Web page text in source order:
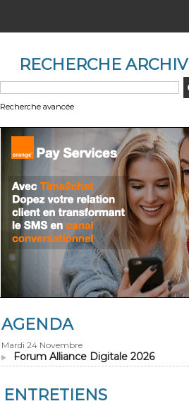
RECHERCHE
Recherche avancée
AGENDA
Mardi 24 Novembre
Forum Alliance Digitale 2026
ENTRETIENS